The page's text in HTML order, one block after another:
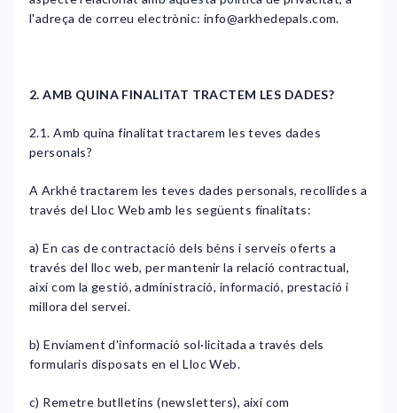
l'adreça de correu electrònic:info@arkhedepals.com.
2. AMB QUINA FINALITAT TRACTEM LES DADES?
2.1. Amb quina finalitat tractarem les teves dades
personals?
A Arkhé tractarem les teves dades personals, recollides a
través del Lloc Web amb les següents finalitats:
a) En cas de contractació dels béns i serveis oferts a
través del lloc web, per mantenir la relació contractual,
així com la gestió, administració, informació, prestació i
millora del servei.
b) Enviament d'informació sol·licitada a través dels
formularis disposats en el Lloc Web.
c) Remetre butlletins (newsletters), així com